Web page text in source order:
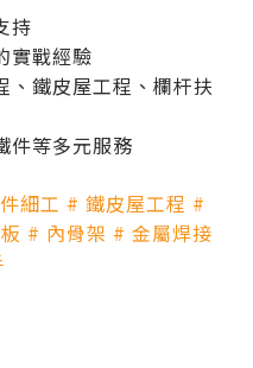
持
實戰經驗
、鐵皮屋工程、欄杆扶
件等多元服務
細工 # 鐵皮屋工程 #
# 內骨架 # 金屬焊接